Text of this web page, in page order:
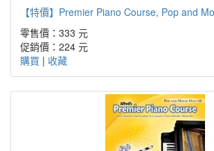
【特價】Premier Piano Course, Pop and
零售價：333 元
促銷價： 224 元
購買 | 收藏